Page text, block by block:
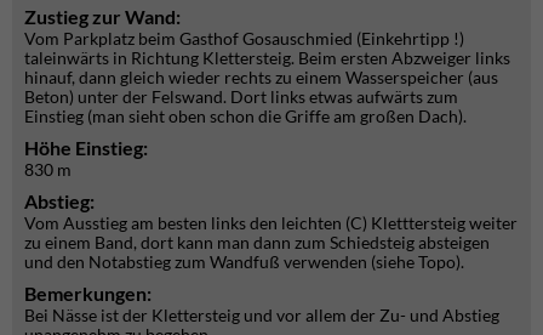
Zustieg zur Wand:
Vom Parkplatz beim Gasthof Gosauschmied (Einkehrtipp !)
taleinwärts in Richtung Klettersteig. Beim ersten Abzweiger links
hinauf, dann gleich wieder rechts zu einem Wasserspeicher (aus
Beton) unter der Felswand. Dort links etwas aufwärts zum
Einstieg (man sieht oben schon die Griffe am großen Dach).
Höhe Einstieg:
830 m
Abstieg:
Vom Ausstieg am besten links den leichten (C) Kletttersteig weiter
zu einem Band, dort kann man dann zum Schiedsteig absteigen
und den Notabstieg zum Wandfuß verwenden (siehe Topo).
Bemerkungen:
Bei Nässe ist der Klettersteig und vor allem der Zu- und Abstieg